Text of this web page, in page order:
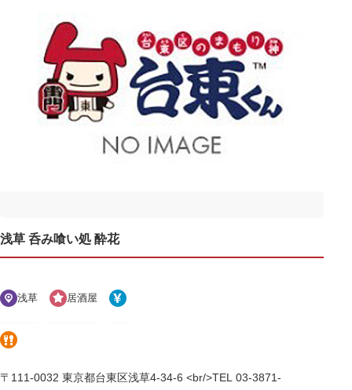
浅草 呑み喰い処 酔花
浅草 居酒屋
〒111-0032 東京都台東区浅草4-34-6 <br/>TEL 03-3871-